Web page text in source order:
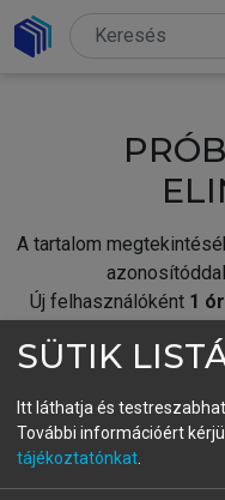
A tartalom
Új felhasználóként 1
fiókoddal,
A regisztráció után a
SÜTIK
Itt láthatja és
További információért
tájékoztatónkat